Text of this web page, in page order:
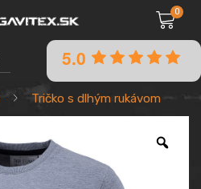
0
5.0
Tričko s dlhým rukávom